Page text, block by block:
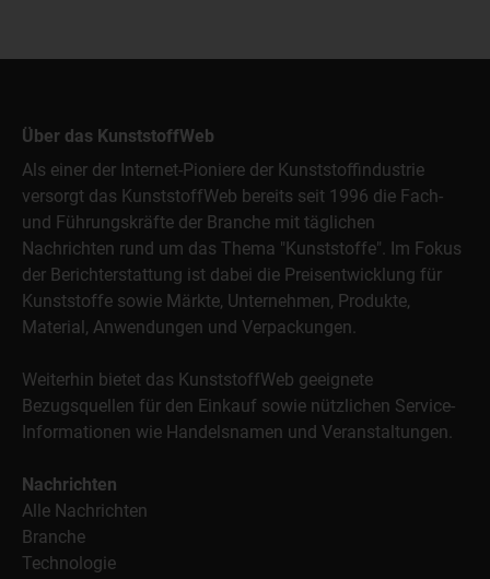
Über das KunststoffWeb
Als einer der Internet-Pioniere der Kunststoffindustrie
versorgt das KunststoffWeb bereits seit 1996 die Fach-
und Führungskräfte der Branche mit täglichen
Nachrichten rund um das Thema "Kunststoffe". Im Fokus
der Berichterstattung ist dabei die Preisentwicklung für
Kunststoffe sowie Märkte, Unternehmen, Produkte,
Material, Anwendungen und Verpackungen.
Weiterhin bietet das KunststoffWeb geeignete
Bezugsquellen für den Einkauf sowie nützlichen Service-
Informationen wie Handelsnamen und Veranstaltungen.
Nachrichten
Alle Nachrichten
Branche
Technologie